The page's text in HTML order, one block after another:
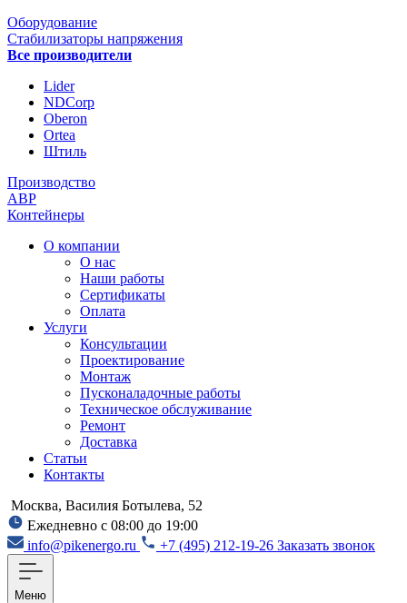
Оборудование
Стабилизаторы напряжения
Все производители
Lider
NDCorp
Oberon
Ortea
Штиль
Производство
АВР
Контейнеры
О компании
О нас
Наши работы
Сертификаты
Оплата
Услуги
Консультации
Проектирование
Монтаж
Пусконаладочные работы
Техническое обслуживание
Ремонт
Доставка
Статьи
Контакты
Москва, Василия Ботылева, 52
Ежедневно с 08:00 до 19:00
info@pikenergo.ru
+7 (495) 212-19-26 Заказать звонок
Меню